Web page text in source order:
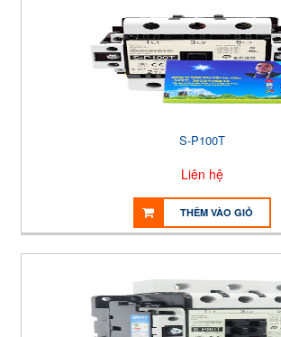
S-P100T
Liên hệ
THÊM VÀO GIỎ